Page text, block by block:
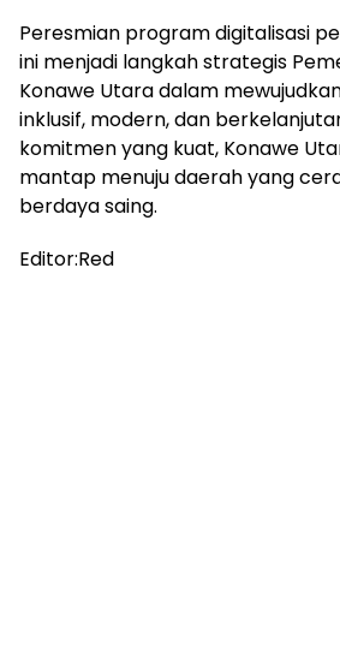
Peresmian program digitalisasi
ini menjadi langkah strategis
Konawe Utara dalam
inklusif, modern, dan
komitmen yang kuat, Konawe
mantap menuju daerah yang
berdaya saing.
Editor:Red